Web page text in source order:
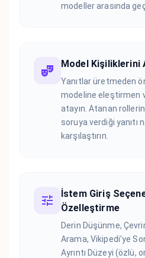
modeller arasında
Model Kişiliklerini
Yanıtlar üretmeden
modeline eleştirmen
atayın. Atanan
soruya verdiği yanıtı
karşılaştırın.
İstem Giriş
Özelleştirme
Derin Düşünme,
Arama, Vikipedi'ye
Ayrıntı Düzeyi (özlü,